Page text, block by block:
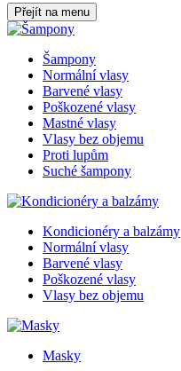
Přejít na menu
Šampony
Normální vlasy
Barvené vlasy
Poškozené vlasy
Mastné vlasy
Vlasy bez objemu
Proti lupům
Suché šampony
Kondicionéry a balzámy
Normální vlasy
Barvené vlasy
Poškozené vlasy
Vlasy bez objemu
Masky